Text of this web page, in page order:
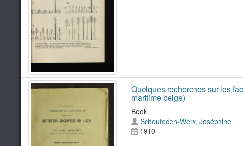
Quelques recherches sur les
maritime belge)
Book
Schouteden-Wery, Joséphine
1910